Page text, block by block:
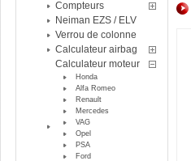
Compteurs
Neiman EZS / ELV
Verrou de colonne
Calculateur airbag
Calculateur moteur
Honda
Alfa Romeo
Renault
Mercedes
VAG
Opel
PSA
Ford